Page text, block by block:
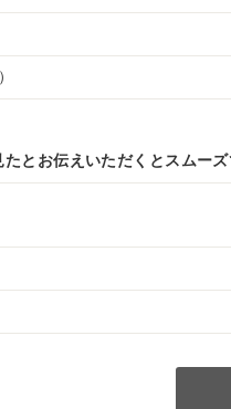
とお伝えいただくとスムーズ